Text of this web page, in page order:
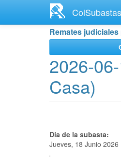
contenido
ColSubastas
Remates
2026-
Casa)
Día de la subasta:
Jueves, 18 Junio 2026